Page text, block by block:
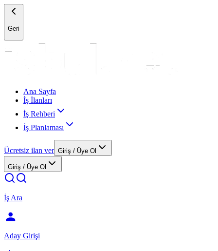
Geri
Ana Sayfa
İş İlanları
İş Rehberi
İş Planlaması
Ücretsiz ilan ver Giriş / Üye Ol
Giriş / Üye Ol
İş Ara
Aday Girişi